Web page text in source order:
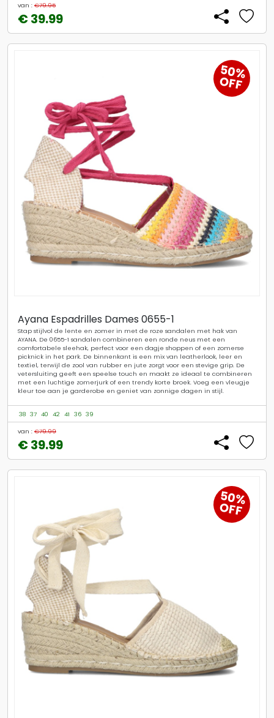
van : €79.95
€ 39.99
50%
OFF
Ayana Espadrilles Dames 0655-1
Stap stijlvol de lente en zomer in met de roze sandalen met hak van
AYANA. De 0655-1 sandalen combineren een ronde neus met een
comfortabele sleehak, perfect voor een dagje shoppen of een zomerse
picknick in het park. De binnenkant is een mix van leatherlook, leer en
textiel, terwijl de zool van rubber en jute zorgt voor een stevige grip. De
vetersluiting geeft een speelse touch en maakt ze ideaal te combineren
met een luchtige zomerjurk of een trendy korte broek. Voeg een vleugje
kleur toe aan je garderobe en geniet van zonnige dagen in stijl.
38 37 40 42 41 36 39
van : €79.99
€ 39.99
50%
OFF